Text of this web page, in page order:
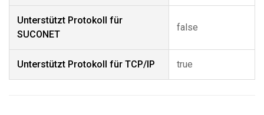
Unterstützt Protokoll für
SUCONET
false
Unterstützt Protokoll für TCP/IP true